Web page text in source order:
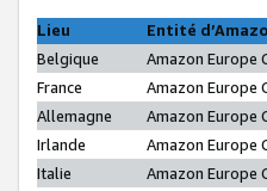
Lieu
Entité
Belgique
Amazon Europe
France
Amazon Europe
Allemagne
Amazon Europe
Irlande
Amazon Europe
Italie
Amazon Europe